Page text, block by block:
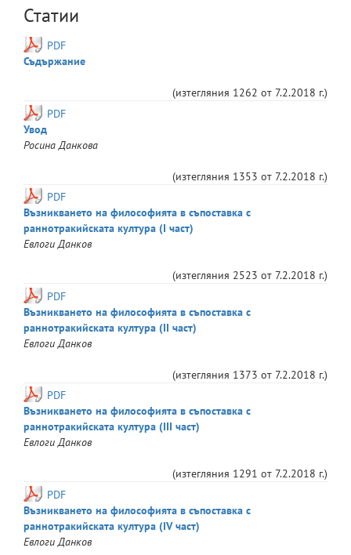
Статии
PDF
Съдържание
(изтегляния 1262 от 7.2.2018 г.)
PDF
Увод
Росина Данкова
(изтегляния 1353 от 7.2.2018 г.)
PDF
Възникването на философията в съпоставка с
раннотракийската култура (I част)
Евлоги Данков
(изтегляния 2523 от 7.2.2018 г.)
PDF
Възникването на философията в съпоставка с
раннотракийската култура (II част)
Евлоги Данков
(изтегляния 1373 от 7.2.2018 г.)
PDF
Възникването на философията в съпоставка с
раннотракийската култура (III част)
Евлоги Данков
(изтегляния 1291 от 7.2.2018 г.)
PDF
Възникването на философията в съпоставка с
раннотракийската култура (IV част)
Евлоги Данков